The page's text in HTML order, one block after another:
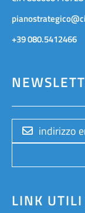
+39 080.5412466
LINK UTILI